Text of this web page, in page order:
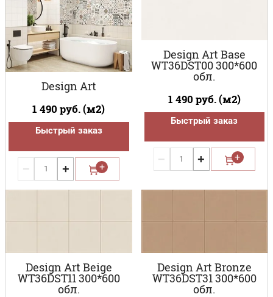
Design Art
1 490 руб. (м2)
Быстрый заказ
− +
Design Art Base
WT36DST00 300*600
обл.
1 490 руб. (м2)
Быстрый заказ
− +
Design Art Beige
WT36DST11 300*600
обл.
Design Art Bronze
WT36DST31 300*600
обл.